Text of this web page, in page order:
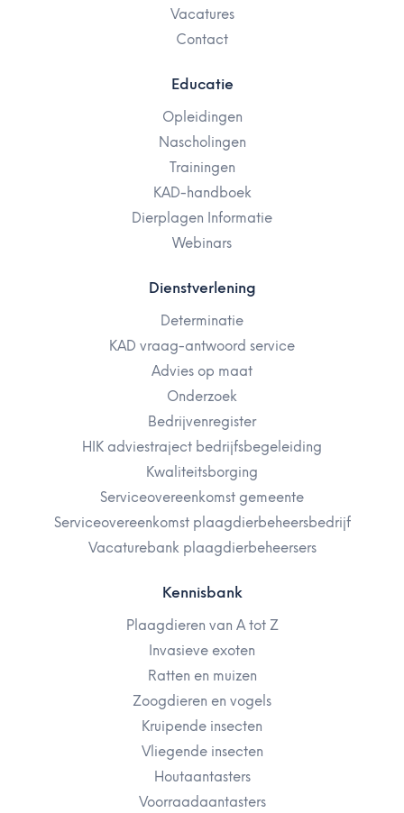
Vacatures
Contact
Educatie
Opleidingen
Nascholingen
Trainingen
KAD-handboek
Dierplagen Informatie
Webinars
Dienstverlening
Determinatie
KAD vraag-antwoord service
Advies op maat
Onderzoek
Bedrijvenregister
HIK adviestraject bedrijfsbegeleiding
Kwaliteitsborging
Serviceovereenkomst gemeente
Serviceovereenkomst plaagdierbeheersbedrijf
Vacaturebank plaagdierbeheersers
Kennisbank
Plaagdieren van A tot Z
Invasieve exoten
Ratten en muizen
Zoogdieren en vogels
Kruipende insecten
Vliegende insecten
Houtaantasters
Voorraadaantasters